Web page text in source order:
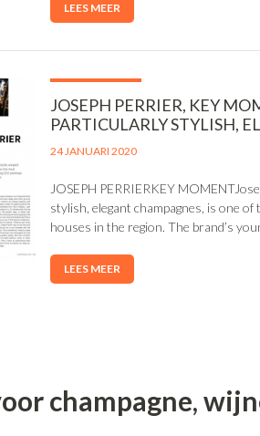
LEES MEER
JOSEPH PERRIER, KEY
PARTICULARLY STYLISH,
24 JANUARI 2020
JOSEPH PERRIERKEY
stylish, elegant champagnes, is one
houses in the region. The brand’s
LEES MEER
champagne,